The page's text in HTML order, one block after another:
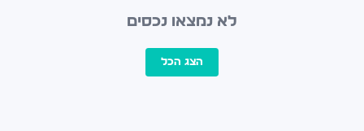
לא נמצאו נכסים
הצג הכל